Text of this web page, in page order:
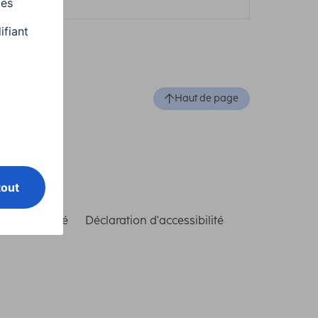
Haut de page
conformité Déclaration d'accessibilité